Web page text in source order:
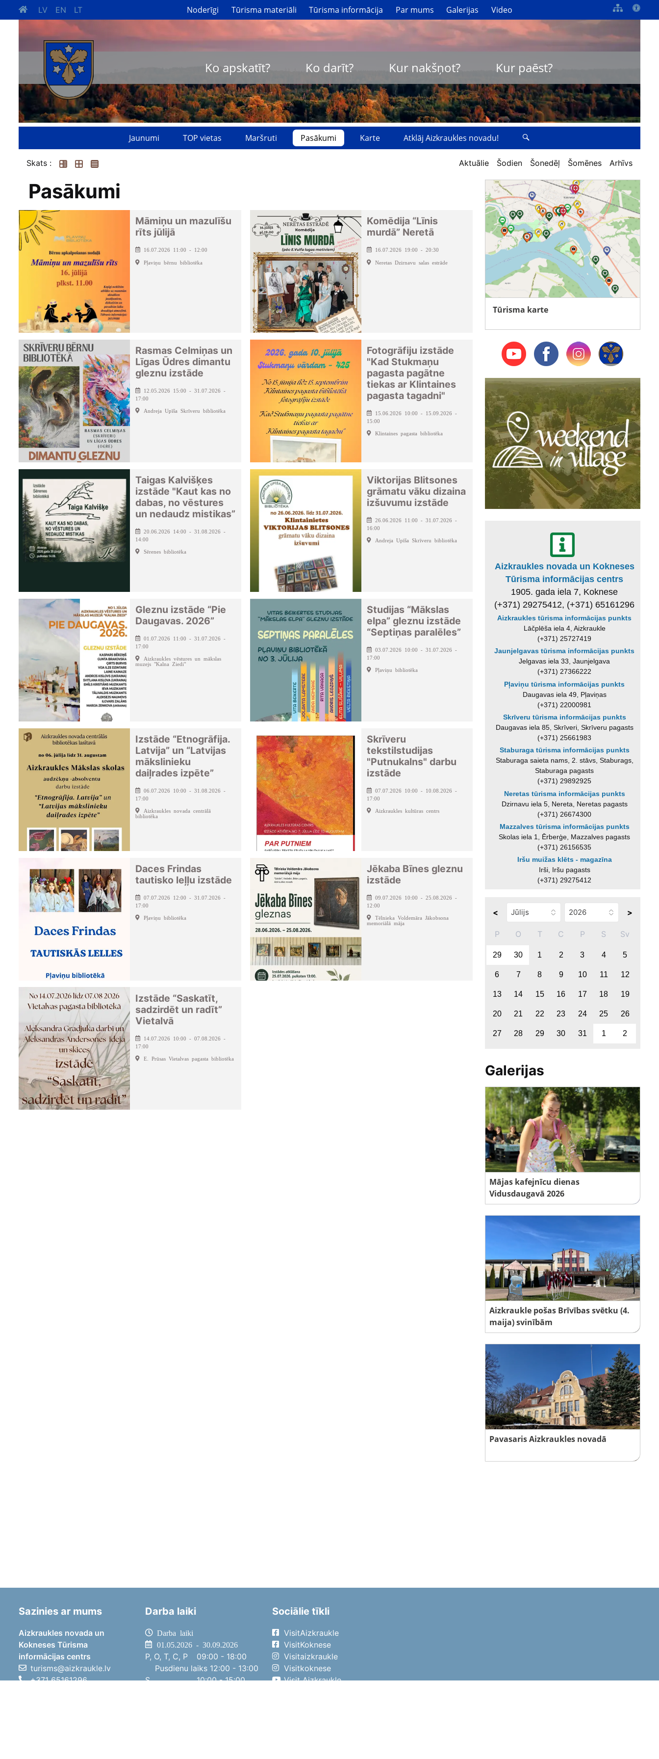
LV EN LT Noderīgi Tūrisma materiāli Tūrisma informācija Par mums Galerijas Video
Ko apskatīt? Ko darīt? Kur nakšņot? Kur paēst?
Jaunumi TOP vietas Maršruti Pasākumi Karte Atklāj Aizkraukles novadu!
Skats : Aktuālie Šodien Šonedēļ Šomēnes Arhīvs
Pasākumi
Māmiņu un mazulīšu
rīts jūlijā
16.07.2026 11:00 - 12:00
Pļaviņu bērnu bibliotēka
Komēdija “Līnis
murdā” Neretā
16.07.2026 19:00 - 20:30
Neretas Dzirnavu salas estrāde
Rasmas Celmiņas un
Līgas Ūdres dimantu
gleznu izstāde
12.05.2026 15:00 - 31.07.2026 -
17:00
Andreja Upīša Skrīveru bibliotēka
Fotogrāfiju izstāde
"Kad Stukmaņu
pagasta pagātne
tiekas ar Klintaines
pagasta tagadni"
15.06.2026 10:00 - 15.09.2026 -
15:00
Klintaines pagasta bibliotēka
Taigas Kalvišķes
izstāde "Kaut kas no
dabas, no vēstures
un nedaudz mistikas”
20.06.2026 14:00 - 31.08.2026 -
14:00
Sērenes bibliotēka
Viktorijas Blitsones
grāmatu vāku dizaina
izšuvumu izstāde
26.06.2026 11:00 - 31.07.2026 -
16:00
Andreja Upīša Skrīveru bibliotēka
Gleznu izstāde “Pie
Daugavas. 2026”
01.07.2026 11:00 - 31.07.2026 -
17:00
Aizkraukles vēstures un mākslas
muzejs "Kalna Ziedi"
Studijas “Mākslas
elpa” gleznu izstāde
“Septiņas paralēles”
03.07.2026 10:00 - 31.07.2026 -
17:00
Pļaviņu bibliotēka
Izstāde “Etnogrāfija.
Latvija” un “Latvijas
mākslinieku
daiļrades izpēte”
06.07.2026 10:00 - 31.08.2026 -
17:00
Aizkraukles novada centrālā
bibliotēka
Skrīveru
tekstilstudijas
"Putnukalns" darbu
izstāde
07.07.2026 10:00 - 10.08.2026 -
17:00
Aizkraukles kultūras centrs
Daces Frindas
tautisko leļļu izstāde
07.07.2026 12:00 - 31.07.2026 -
17:00
Pļaviņu bibliotēka
Jēkaba Bīnes gleznu
izstāde
09.07.2026 10:00 - 25.08.2026 -
12:00
Tēlnieka Voldemāra Jākobsona
memoriālā māja
Izstāde “Saskatīt,
sadzirdēt un radīt”
Vietalvā
14.07.2026 10:00 - 07.08.2026 -
17:00
E. Prūsas Vietalvas pagasta bibliotēka
Tūrisma karte
Aizkraukles novada un Kokneses
Tūrisma informācijas centrs
1905. gada iela 7, Koknese
(+371) 29275412, (+371) 65161296
Aizkraukles tūrisma informācijas punkts
Lāčplēša iela 4, Aizkraukle
(+371) 25727419
Jaunjelgavas tūrisma informācijas punkts
Jelgavas iela 33, Jaunjelgava
(+371) 27366222
Pļaviņu tūrisma informācijas punkts
Daugavas iela 49, Pļaviņas
(+371) 22000981
Skrīveru tūrisma informācijas punkts
Daugavas iela 85, Skrīveri, Skrīveru pagasts
(+371) 25661983
Staburaga tūrisma informācijas punkts
Staburaga saieta nams, 2. stāvs, Staburags,
Staburaga pagasts
(+371) 29892925
Neretas tūrisma informācijas punkts
Dzirnavu iela 5, Nereta, Neretas pagasts
(+371) 26674300
Mazzalves tūrisma informācijas punkts
Skolas iela 1, Ērberģe, Mazzalves pagasts
(+371) 26156535
Iršu muižas klēts - magazīna
Irši, Iršu pagasts
(+371) 29275412
< >
P O T C P S Sv
29 30 1 2 3 4 5
6 7 8 9 10 11 12
13 14 15 16 17 18 19
20 21 22 23 24 25 26
27 28 29 30 31 1 2
Galerijas
Mājas kafejnīcu dienas
Vidusdaugavā 2026
Aizkraukle pošas Brīvības svētku (4.
maija) svinībām
Pavasaris Aizkraukles novadā
Sazinies ar mums
Aizkraukles novada un
Kokneses Tūrisma
informācijas centrs
turisms@aizkraukle.lv
+371 65161296
Darba laiki
Darba laiki
01.05.2026 - 30.09.2026
P, O, T, C, P
09:00 - 18:00
Pusdienu laiks 12:00 - 13:00
S
10:00 - 15:00
Sociālie tīkli
VisitAizkraukle
VisitKoknese
Visitaizkraukle
Visitkoknese
Visit Aizkraukle